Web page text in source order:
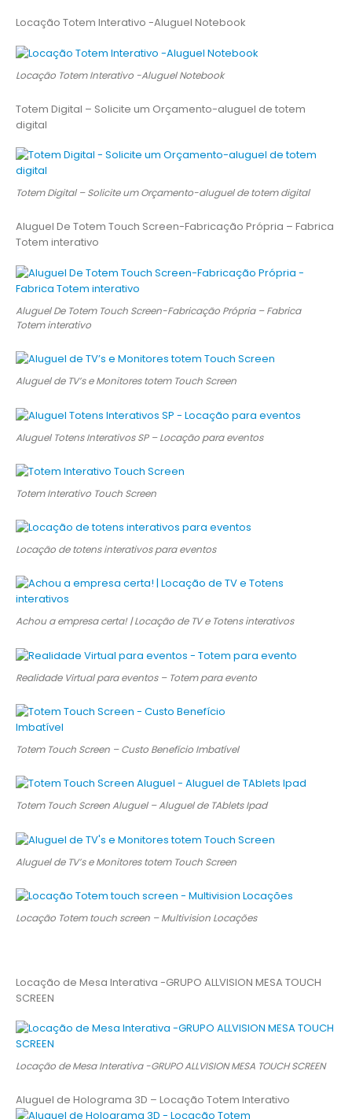
Locação Totem Interativo -Aluguel Notebook
Locação Totem Interativo -Aluguel Notebook
Totem Digital – Solicite um Orçamento-aluguel de totem
digital
Totem Digital – Solicite um Orçamento-aluguel de totem digital
Aluguel De Totem Touch Screen-Fabricação Própria – Fabrica
Totem interativo
Aluguel De Totem Touch Screen-Fabricação Própria – Fabrica
Totem interativo
Aluguel de TV’s e Monitores totem Touch Screen
Aluguel Totens Interativos SP – Locação para eventos
Totem Interativo Touch Screen
Locação de totens interativos para eventos
Achou a empresa certa! | Locação de TV e Totens interativos
Realidade Virtual para eventos – Totem para evento
Totem Touch Screen – Custo Benefício Imbatível
Totem Touch Screen Aluguel – Aluguel de TAblets Ipad
Aluguel de TV’s e Monitores totem Touch Screen
Locação Totem touch screen – Multivision Locações
Locação de Mesa Interativa -GRUPO ALLVISION MESA TOUCH
SCREEN
Locação de Mesa Interativa -GRUPO ALLVISION MESA TOUCH SCREEN
Aluguel de Holograma 3D – Locação Totem Interativo